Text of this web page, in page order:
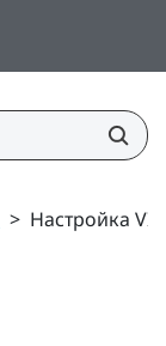
> Настройка